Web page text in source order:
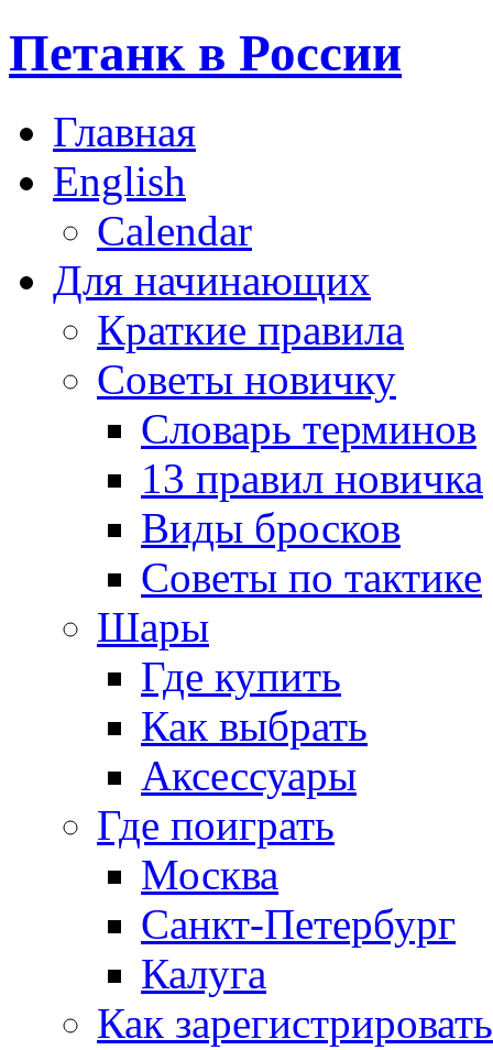
Петанк в России
Главная
English
Calendar
Для начинающих
Краткие правила
Советы новичку
Словарь терминов
13 правил новичка
Виды бросков
Советы по тактике
Шары
Где купить
Как выбрать
Аксессуары
Где поиграть
Москва
Санкт-Петербург
Калуга
Как